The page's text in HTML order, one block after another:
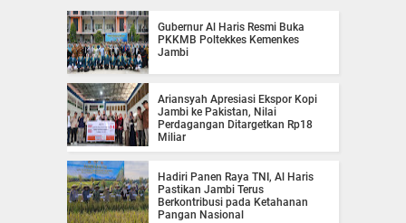
Gubernur Al Haris Resmi Buka
PKKMB Poltekkes Kemenkes
Jambi
Ariansyah Apresiasi Ekspor Kopi
Jambi ke Pakistan, Nilai
Perdagangan Ditargetkan Rp18
Miliar
Hadiri Panen Raya TNI, Al Haris
Pastikan Jambi Terus
Berkontribusi pada Ketahanan
Pangan Nasional